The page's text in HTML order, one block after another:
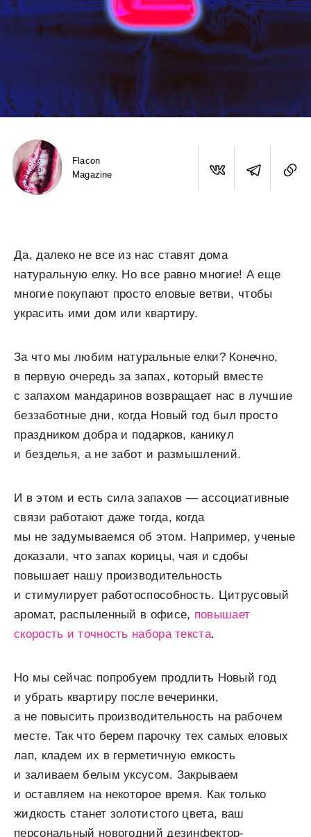
Flacon
Magazine
Да, далеко не все из нас ставят дома
натуральную елку. Но все равно многие! А еще
многие покупают просто еловые ветви, чтобы
украсить ими дом или квартиру.
За что мы любим натуральные елки? Конечно,
в первую очередь за запах, который вместе
с запахом мандаринов возвращает нас в лучшие
беззаботные дни, когда Новый год был просто
праздником добра и подарков, каникул
и безделья, а не забот и размышлений.
И в этом и есть сила запахов — ассоциативные
связи работают даже тогда, когда
мы не задумываемся об этом. Например, ученые
доказали, что запах корицы, чая и сдобы
повышает нашу производительность
и стимулирует работоспособность. Цитрусовый
аромат, распыленный в офисе, повышает
скорость и точность набора текста.
Но мы сейчас попробуем продлить Новый год
и убрать квартиру после вечеринки,
а не повысить производительность на рабочем
месте. Так что берем парочку тех самых еловых
лап, кладем их в герметичную емкость
и заливаем белым уксусом. Закрываем
и оставляем на некоторое время. Как только
жидкость станет золотистого цвета, ваш
персональный новогодний дезинфектор-